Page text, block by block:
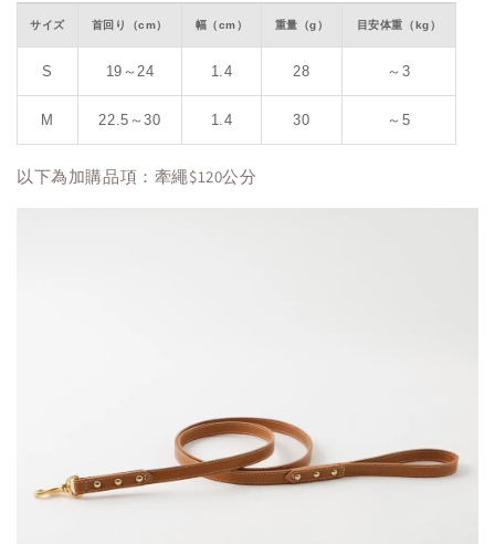
サイズ 首回り（cm） 幅（cm） 重量（g） 目安体重（kg）
S 19～24 1.4 28 ～3
M 22.5～30 1.4 30 ～5
以下為加購品項：牽繩$120公分